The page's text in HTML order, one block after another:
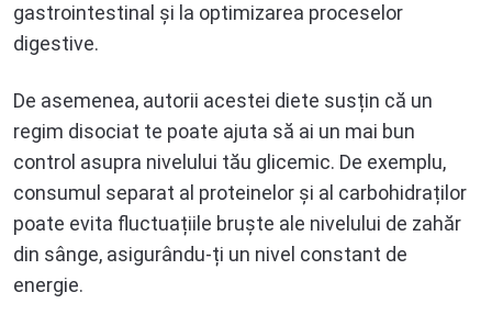
gastrointestinal și la optimizarea proceselor
digestive.
De asemenea, autorii acestei diete susțin că un
regim disociat te poate ajuta să ai un mai bun
control asupra nivelului tău glicemic. De exemplu,
consumul separat al proteinelor și al carbohidraților
poate evita fluctuațiile bruște ale nivelului de zahăr
din sânge, asigurându-ți un nivel constant de
energie.